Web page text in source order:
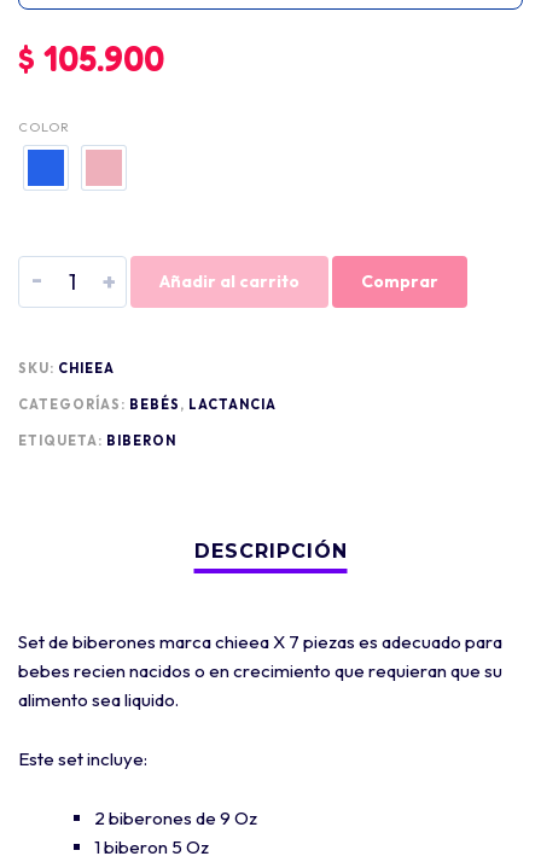
$ 105.900
COLOR
- + Añadir al carrito Comprar
SKU: CHIEEA
CATEGORÍAS: BEBÉS , LACTANCIA
ETIQUETA: BIBERON
Set de biberones marca chieea X 7 piezas es adecuado para
bebes recien nacidos o en crecimiento que requieran que su
alimento sea liquido.
Este set incluye:
2 biberones de 9 Oz
1 biberon 5 Oz